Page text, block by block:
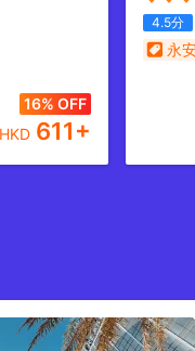
16% OFF
HKD 611+
4.5分
永